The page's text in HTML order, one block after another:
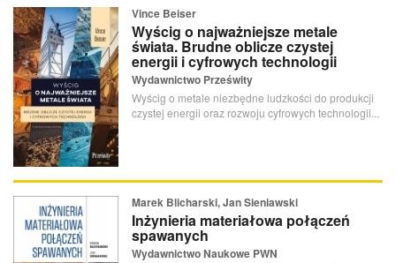
Vince Beiser
Wyścig o najważniejsze metale
świata. Brudne oblicze czystej
energii i cyfrowych technologii
Wydawnictwo Prześwity
Wyścig o metale niezbędne ludzkości do produkcji
czystej energii oraz rozwoju cyfrowych technologii...
Marek Blicharski, Jan Sieniawski
Inżynieria materiałowa połączeń
spawanych
Wydawnictwo Naukowe PWN